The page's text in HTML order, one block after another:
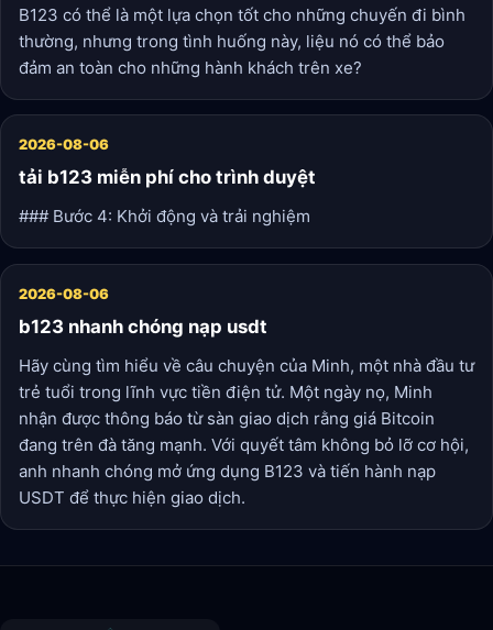
B123 có thể là một lựa chọn tốt cho những chuyến đi bình
thường, nhưng trong tình huống này, liệu nó có thể bảo
đảm an toàn cho những hành khách trên xe?
2026-08-06
tải b123 miễn phí cho trình duyệt
### Bước 4: Khởi động và trải nghiệm
2026-08-06
b123 nhanh chóng nạp usdt
Hãy cùng tìm hiểu về câu chuyện của Minh, một nhà đầu tư
trẻ tuổi trong lĩnh vực tiền điện tử. Một ngày nọ, Minh
nhận được thông báo từ sàn giao dịch rằng giá Bitcoin
đang trên đà tăng mạnh. Với quyết tâm không bỏ lỡ cơ hội,
anh nhanh chóng mở ứng dụng B123 và tiến hành nạp
USDT để thực hiện giao dịch.